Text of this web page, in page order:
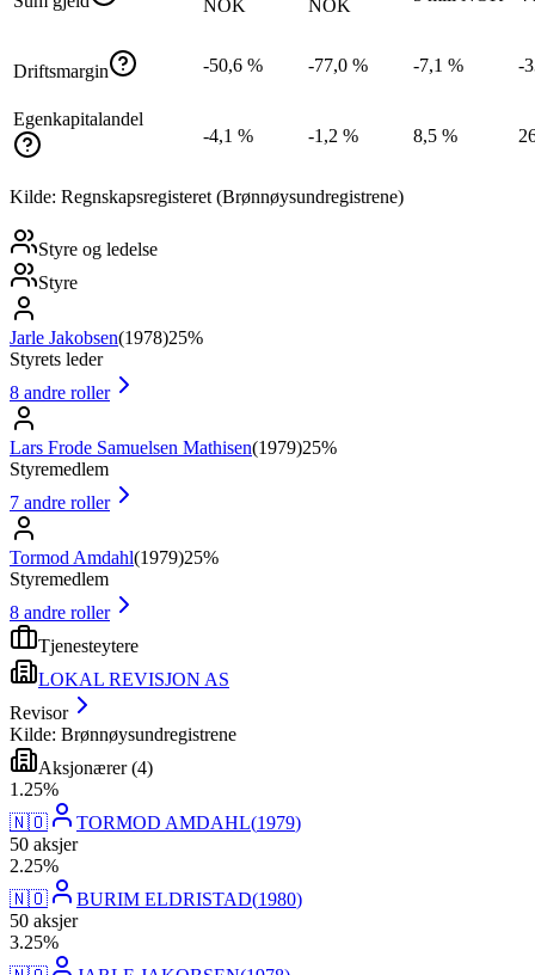
NOK
NOK
Driftsmargin -50,6 % -77,0 % -7,1 % -
Egenkapitalandel
-4,1 %
-1,2 % 8,5 %
Kilde: Regnskapsregisteret (Brønnøysundregistrene)
Styre og ledelse
Styre
Jarle Jakobsen(1978)25%
Styrets leder
8 andre roller
Lars Frode Samuelsen Mathisen(1979)25%
Styremedlem
7 andre roller
Tormod Amdahl(1979)25%
Styremedlem
8 andre roller
Tjenesteytere
LOKAL REVISJON AS
Revisor
Kilde: Brønnøysundregistrene
Aksjonærer(4)
1 .25%
🇳🇴
TORMOD AMDAHL(1979)
50 aksjer
2.25%
🇳🇴
BURIM ELDRISTAD(1980)
50 aksjer
3.25%